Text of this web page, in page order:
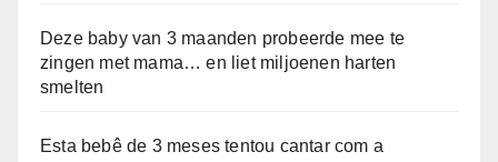
Deze baby van 3 maanden probeerde mee te
zingen met mama… en liet miljoenen harten
smelten
Esta bebê de 3 meses tentou cantar com a